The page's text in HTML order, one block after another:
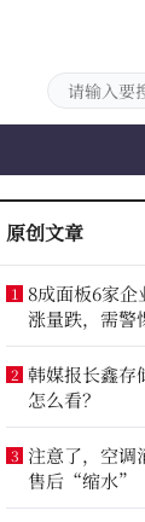
原创文章
1
8成面板6家
涨量跌，需警
2 韩媒报长鑫存
怎么看？
3 注意了，空调
售后“缩水”